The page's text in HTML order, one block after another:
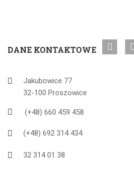
DANE KONTAKTOWE
Jakubowice 77
32-100 Proszowice
(+48) 660 459 458
(+48) 692 314 434
32 314 01 38